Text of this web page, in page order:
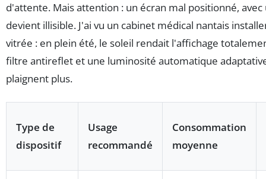
d'attente. Mais attention : un écran mal positionné,
devient illisible. J'ai vu un cabinet médical nantais
vitrée : en plein été, le soleil rendait l'affichage
filtre antireflet et une luminosité automatique
plaignent plus.
Type de
dispositif
Usage
recommandé
Consommation
moyenne